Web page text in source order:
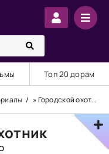
Топ 20 дорам
» Городской охотник